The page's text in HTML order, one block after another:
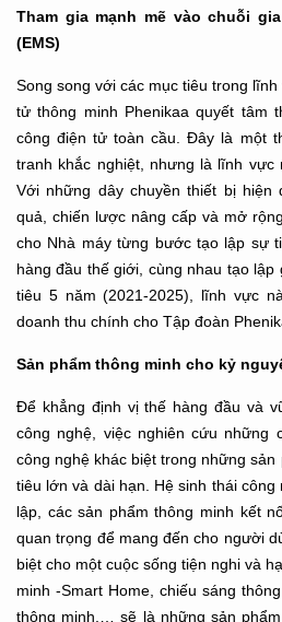
Tham gia mạnh mẽ vào chuỗi
(EMS)
Song song với các mục tiêu trong
tử thông minh Phenikaa quyết tâm
công điện tử toàn cầu. Đây là một
tranh khắc nghiệt, nhưng là lĩnh vực
Với những dây chuyền thiết bị hiện
quả, chiến lược nâng cấp và mở
cho Nhà máy từng bước tạo lập sự
hàng đầu thế giới, cùng nhau tạo
tiêu 5 năm (2021-2025), lĩnh vực
doanh thu chính cho Tập đoàn
Sản phẩm thông minh cho kỷ
Để khẳng định vị thế hàng đầu và
công nghệ, việc nghiên cứu những
công nghệ khác biệt trong những
tiêu lớn và dài hạn. Hệ sinh thái
lập, các sản phẩm thông minh kết
quan trọng để mang đến cho người
biệt cho một cuộc sống tiện nghi và
minh -Smart Home, chiếu sáng
thông minh,… sẽ là những sản